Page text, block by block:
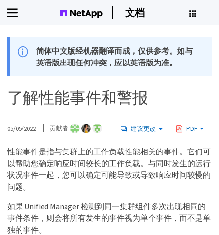
文档
简体中文版经机器翻译而成，仅供参考。如与
英语版出现任何冲突，应以英语版为准。
了解性能事件和警报
05/05/2022 贡献者 建议更改 PDF
性能事件是指与集群上的工作负载性能相关的事件。它们可
以帮助您确定响应时间较长的工作负载。与同时发生的运行
状况事件一起，您可以确定可能导致或导致响应时间较慢的
问题。
如果 Unified Manager 检测到同一集群组件多次出现相同的
事件条件，则会将所有发生的事件视为单个事件，而不是单
独的事件。